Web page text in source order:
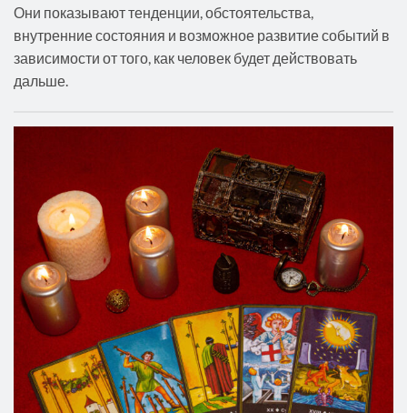
Они показывают тенденции, обстоятельства,
внутренние состояния и возможное развитие событий в
зависимости от того, как человек будет действовать
дальше.